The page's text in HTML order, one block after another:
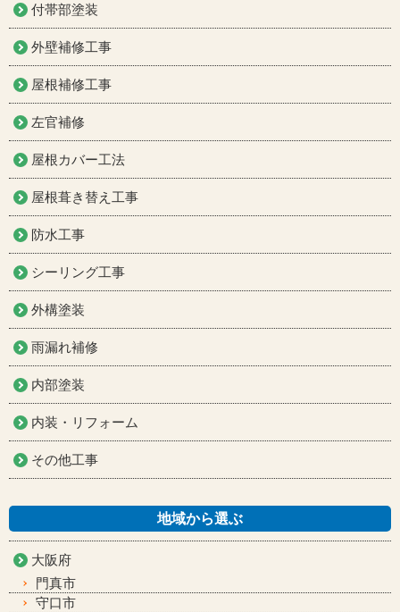
付帯部塗装
外壁補修工事
屋根補修工事
左官補修
屋根カバー工法
屋根葺き替え工事
防水工事
シーリング工事
外構塗装
雨漏れ補修
内部塗装
内装・リフォーム
その他工事
地域から選ぶ
大阪府
門真市
守口市